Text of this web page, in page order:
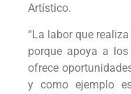
Artístico.
“La labor que
porque apoya a
ofrece
y como ejemplo